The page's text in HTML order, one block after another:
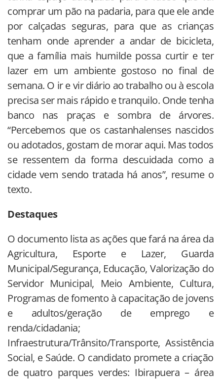
comprar um pão na padaria, para que ele ande
por calçadas seguras, para que as crianças
tenham onde aprender a andar de bicicleta,
que a família mais humilde possa curtir e ter
lazer em um ambiente gostoso no final de
semana. O ir e vir diário ao trabalho ou à escola
precisa ser mais rápido e tranquilo. Onde tenha
banco nas praças e sombra de árvores.
“Percebemos que os castanhalenses nascidos
ou adotados, gostam de morar aqui. Mas todos
se ressentem da forma descuidada como a
cidade vem sendo tratada há anos”, resume o
texto.
Destaques
O documento lista as ações que fará na área da
Agricultura, Esporte e Lazer, Guarda
Municipal/Segurança, Educação, Valorização do
Servidor Municipal, Meio Ambiente, Cultura,
Programas de fomento à capacitação de jovens
e adultos/geração de emprego e
renda/cidadania;
Infraestrutura/Trânsito/Transporte, Assistência
Social, e Saúde. O candidato promete a criação
de quatro parques verdes: Ibirapuera – área